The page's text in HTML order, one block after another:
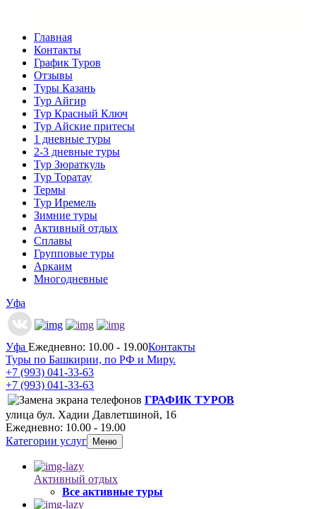
Главная
Контакты
График Туров
Отзывы
Туры Казань
Тур Айгир
Тур Красный Ключ
Тур Айские притесы
1 дневные туры
2-3 дневные туры
Тур Зюраткуль
Тур Торатау
Термы
Тур Иремель
Зимние туры
Активный отдых
Сплавы
Групповые туры
Аркаим
Многодневные
Уфа
Уфа Ежедневно: 10.00 - 19.00Контакты
Туры по Башкирии, по РФ и Миру.
+7 (993) 041-33-63
+7 (993) 041-33-63
ГРАФИК ТУРОВ
улица бул. Хадии Давлетшиной, 16
Ежедневно: 10.00 - 19.00
Категории услуг
Меню
Активный отдых
Все активные туры